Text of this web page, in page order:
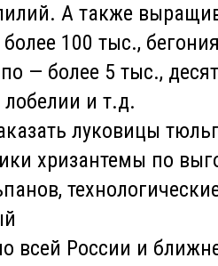
А также
100 тыс.,
— более 5 тыс.,
лобелии и т.д.
луковицы
хризантемы по
всей России и